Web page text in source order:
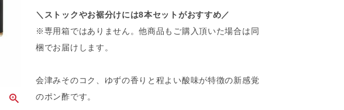
＼ストックやお裾分けには8本セットがおすすめ／
※専用箱ではありません。他商品もご購入頂いた場合は同
梱でお届けします。
会津みそのコク、ゆずの香りと程よい酸味が特徴の新感覚
のポン酢です。